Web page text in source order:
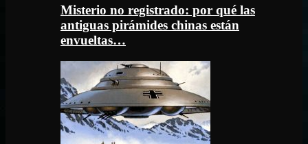
Misterio no registrado: por qué las
antiguas pirámides chinas están
envueltas…